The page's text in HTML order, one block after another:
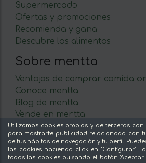
Supermercado
Ofertas y promociones
Recomienda y gana
Descubre los alimentos
Sobre mentta
Ventajas de comprar comida
Conoce mentta
Blog de mentta
Vende en mentta
Fidelización
Preguntas frecuentes
Legal
Utilizamos cookies propias y de terceros
para mostrarte publicidad relacionada con
de tus hábitos de navegación y tu perfil.
las cookies haciendo click en "Configurar".
todas las cookies pulsando el botón "Aceptar